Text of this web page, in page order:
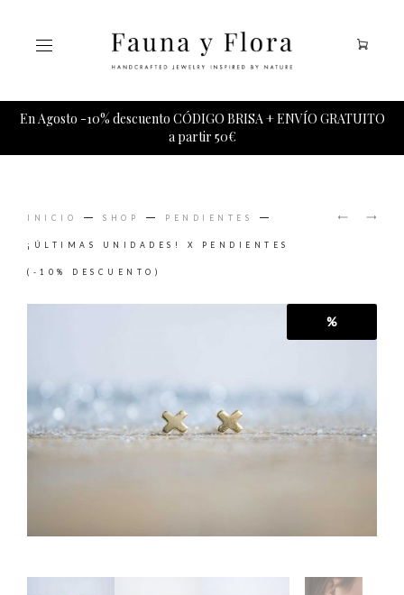
En Agosto -10% descuento CÓDIGO BRISA + ENVÍO GRATUITO
a partir 50€
INICIO SHOP PENDIENTES
¡ÚLTIMAS UNIDADES! X PENDIENTES
(-10% DESCUENTO)
%